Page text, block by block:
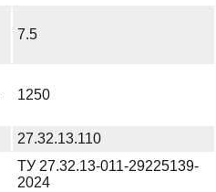
7.5
1250
27.32.13.110
ТУ 27.32.13-011-29225139-
2024